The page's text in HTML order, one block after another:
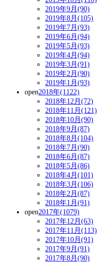
2019年9月(90)
2019年8月(105)
2019年7月(93)
2019年6月(94)
2019年5月(93)
2019年4月(94)
2019年3月(91)
2019年2月(90)
2019年1月(93)
open2018年(1122)
2018年12月(72)
2018年11月(121)
2018年10月(90)
2018年9月(87)
2018年8月(104)
2018年7月(90)
2018年6月(87)
2018年5月(86)
2018年4月(101)
2018年3月(106)
2018年2月(87)
2018年1月(91)
open2017年(1079)
2017年12月(63)
2017年11月(113)
2017年10月(91)
2017年9月(91)
2017年8月(90)